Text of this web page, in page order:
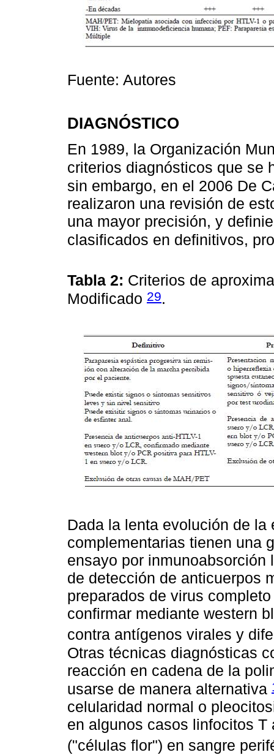
Fuente: Autores
DIAGNÓSTICO
En 1989, la Organización
criterios diagnósticos que se
sin embargo, en el 2006 De
realizaron una revisión de
una mayor precisión, y
clasificados en definitivos,
Tabla 2: Criterios de
Modificado 29.
Dada la lenta evolución de la
complementarias tienen una
ensayo por
de detección de anticuerpos
preparados de virus
confirmar mediante western
contra antígenos virales y
Otras técnicas diagnósticas
reacción en cadena de la
usarse de manera alternativa
celularidad normal o
en algunos casos linfocitos
("células flor") en sangre